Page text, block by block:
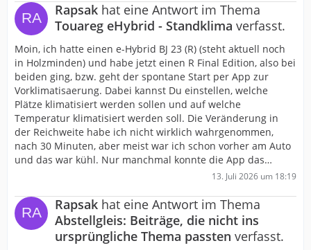
Rapsak hat eine Antwort im Thema
Touareg eHybrid - Standklima verfasst.
Moin, ich hatte einen e-Hybrid BJ 23 (R) (steht aktuell noch
in Holzminden) und habe jetzt einen R Final Edition, also bei
beiden ging, bzw. geht der spontane Start per App zur
Vorklimatisaerung. Dabei kannst Du einstellen, welche
Plätze klimatisiert werden sollen und auf welche
Temperatur klimatisiert werden soll. Die Veränderung in
der Reichweite habe ich nicht wirklich wahrgenommen,
nach 30 Minuten, aber meist war ich schon vorher am Auto
und das war kühl. Nur manchmal konnte die App das…
13. Juli 2026 um 18:19
Rapsak hat eine Antwort im Thema
Abstellgleis: Beiträge, die nicht ins
ursprüngliche Thema passten verfasst.